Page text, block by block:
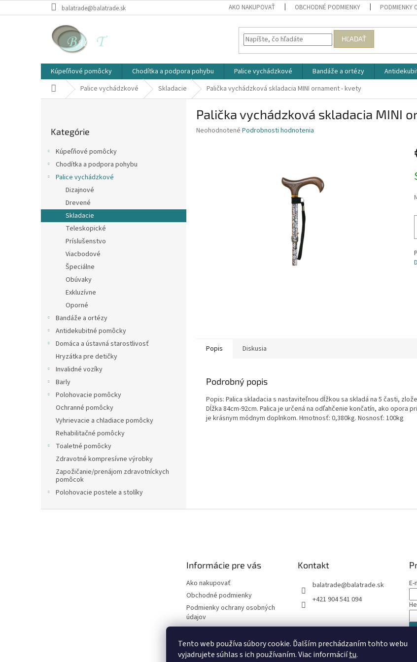
Tento web používa súbory cookie. Ďalším prechádzaním tohto webu
vyjadrujete súhlas s ich používaním. Viac informáciítu.
na
balatrade@balatrade.sk AKO NAKUPOVAŤ OBCHODNÉ PODMIENKY PODMIENKY
HĽADAŤ
Kúpeľňové pomôcky Chodítka a podpora pohybu Palice vychádzkové Bandáže a ortézy
DomovPalice vychádzkové Skladacie Palička vychádzková skladacia MINI ornament - kvety
kategórie
Kategórie
Kúpeľňové pomôcky
Chodítka a podpora pohybu
Palice vychádzkové
Dizajnové
Drevené
Skladacie
Teleskopické
Príslušenstvo
Viacbodové
Špeciálne
Obúvaky
Exkluzívne
Oporné
Bandáže a ortézy
Antidekubitné pomôcky
Domáca a ústavná starostlivosť
Hryzátka pre detičky
Invalidné vozíky
Barly
Polohovacie pomôcky
Ochranné pomôcky
Vyhrievacie a chladiace pomôcky
Rehabilitačné pomôcky
Toaletné pomôcky
Zdravotné kompresívne výrobky
Zapožičanie/prenájom zdravotníckych
pomôcok
Polohovacie postele a stolíky
Palička vychádzková skladacia MINI
Priemerné
Neohodnotené Podrobnosti hodnotenia
Popis Diskusia
Podrobný popis
Popis: Palica skladacia s nastaviteľnou dĺžkou sa skladá na 5 časti,
Dĺžka 84cm-92cm. Palica je určená na odľahčenie končatín, ako opora
je krásnym módnym doplnkom. Hmotnosť: 0,380kg. Nosnosť: 100kg
Informácie pre vás
Ako nakupovať
Obchodné podmienky
Podmienky ochrany osobných
údajov
Kontakt
balatrade@balatrade.sk
+421 904 541 094
E-